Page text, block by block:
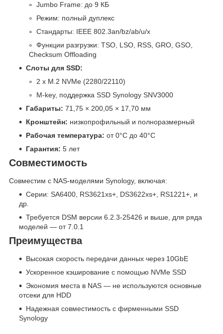
Jumbo Frame: до 9 КБ
Режим: полный дуплекс
Стандарты: IEEE 802.3an/bz/ab/u/x
Функции разгрузки: TSO, LSO, RSS, GRO, GSO,
Checksum Offloading
Слоты для SSD:
2 x M.2 NVMe (2280/22110)
M-key, поддержка SSD Synology SNV3000
Габариты: 71,75 × 200,05 × 17,70 мм
Кронштейн: низкопрофильный и полноразмерный
Рабочая температура: от 0°C до 40°C
Гарантия: 5 лет
Совместимость
Совместим с NAS-моделями Synology, включая:
Серии: SA6400, RS3621xs+, DS3622xs+, RS1221+, и
др.
Требуется DSM версии 6.2.3-25426 и выше, для ряда
моделей — от 7.0.1
Преимущества
Высокая скорость передачи данных через 10GbE
Ускоренное кэширование с помощью NVMe SSD
Экономия места в NAS — не используются основные
отсеки для HDD
Надежная совместимость с фирменными SSD
Synology